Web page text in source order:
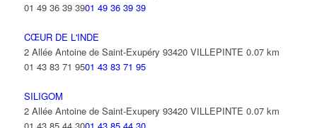
01 49 36 39 3901 49 36 39 39
CŒUR DE L'INDE
2 Allée Antoine de Saint-Exupéry 93420 VILLEPINTE 0.07 km
01 43 83 71 9501 43 83 71 95
SILIGOM
2 Allée Antoine de Saint-Exupery 93420 VILLEPINTE 0.07 km